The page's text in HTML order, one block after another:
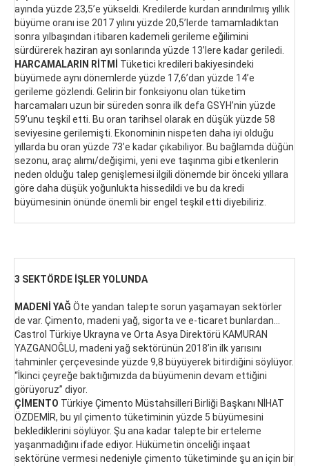
ayında yüzde 23,5’e yükseldi. Kredilerde kurdan arındırılmış yıllık
büyüme oranı ise 2017 yılını yüzde 20,5’lerde tamamladıktan
sonra yılbaşından itibaren kademeli gerileme eğilimini
sürdürerek haziran ayı sonlarında yüzde 13’lere kadar geriledi.
HARCAMALARIN RİTMİ
Tüketici kredileri bakiyesindeki
büyümede aynı dönemlerde yüzde 17,6’dan yüzde 14’e
gerileme gözlendi. Gelirin bir fonksiyonu olan tüketim
harcamaları uzun bir süreden sonra ilk defa GSYH’nin yüzde
59’unu teşkil etti. Bu oran tarihsel olarak en düşük yüzde 58
seviyesine gerilemişti. Ekonominin nispeten daha iyi olduğu
yıllarda bu oran yüzde 73’e kadar çıkabiliyor. Bu bağlamda düğün
sezonu, araç alımı/değişimi, yeni eve taşınma gibi etkenlerin
neden olduğu talep genişlemesi ilgili dönemde bir önceki yıllara
göre daha düşük yoğunlukta hissedildi ve bu da kredi
büyümesinin önünde önemli bir engel teşkil etti diyebiliriz.
3 SEKTÖRDE İŞLER YOLUNDA
MADENİ YAĞ Öte yandan talepte sorun yaşamayan sektörler
de var. Çimento, madeni yağ, sigorta ve e-ticaret bunlardan…
Castrol Türkiye Ukrayna ve Orta Asya Direktörü KAMURAN
YAZGANOĞLU, madeni yağ sektörünün 2018’in ilk yarısını
tahminler çerçevesinde yüzde 9,8 büyüyerek bitirdiğini söylüyor.
“İkinci çeyreğe baktığımızda da büyümenin devam ettiğini
görüyoruz” diyor.
ÇİMENTO Türkiye Çimento Müstahsilleri Birliği Başkanı NİHAT
ÖZDEMİR, bu yıl çimento tüketiminin yüzde 5 büyümesini
beklediklerini söylüyor. Şu ana kadar talepte bir erteleme
yaşanmadığını ifade ediyor. Hükümetin önceliği inşaat
sektörüne vermesi nedeniyle çimento tüketiminde şu an için bir